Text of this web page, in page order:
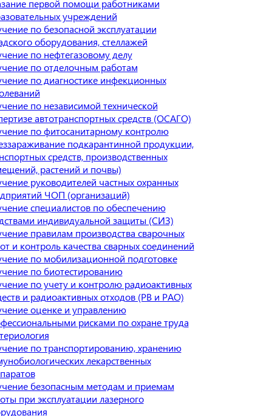
первой помощи работниками
учреждений
по безопасной эксплуатации
оборудования, стеллажей
по нефтегазовому делу
по отделочным работам
по диагностике инфекционных
по независимой технической
автотранспортных средств (ОСАГО)
по фитосанитарному контролю
подкарантинной продукции,
средств, производственных
растений и почвы)
руководителей частных охранных
ЧОП (организаций)
специалистов по обеспечению
индивидуальной защиты (СИЗ)
правилам производства сварочных
и контроль качества сварных соединений
по мобилизационной подготовке
по биотестированию
по учету и контролю радиоактивных
и радиоактивных отходов (РВ и РАО)
оценке и управлению
рисками по охране труда
по транспортированию, хранению
лекарственных
безопасным методам и приемам
при эксплуатации лазерного